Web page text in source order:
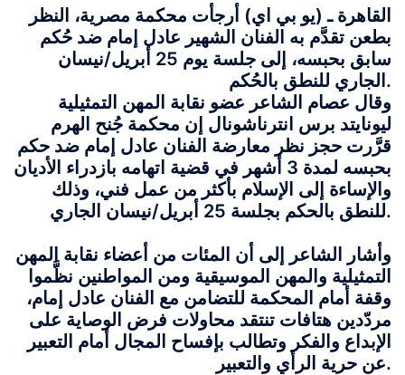
القاهرة ـ (يو بي اي) أرجأت محكمة مصرية، النظر
بطعن تقدَّم به الفنان الشهير عادل إمام ضد حُكم
سابق بحبسه، إلى جلسة يوم 25 أبريل/نيسان
الجاري للنطق بالحُكم.
وقال عصام الشاعر عضو نقابة المهن التمثيلية
ليونايتد برس انترناشونال إن محكمة جُنح الهرم
قرَّرت حجز نظر معارضة الفنان عادل إمام ضد حكم
بحبسه لمدة 3 أشهر في قضية اتهامه بازدراء الأديان
والإساءة إلى الإسلام بأكثر من عمل فني، وذلك
للنطق بالحكم بجلسة 25 أبريل/نيسان الجاري.
وأشار الشاعر إلى أن المئات من أعضاء نقابة المهن
التمثيلية والمهن الموسيقية ومن المواطنين نظَّموا
وقفة أمام المحكمة للتضامن مع الفنان عادل إمام،
مردّدين هتافات تنتقد محاولات فرض الوصاية على
الإبداع والفكر وتطالب بإفساح المجال أمام التعبير
عن حرية الرأي والتعبير.